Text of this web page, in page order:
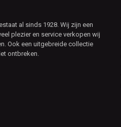
al sinds 1928. Wij zijn een
plezier en service verkopen wij
Ook een uitgebreide collectie
ontbreken.